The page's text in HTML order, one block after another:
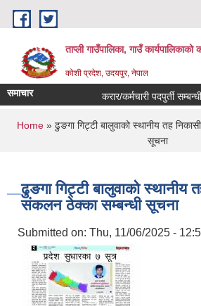
Skip to main content
ताप्ली गाउँपालिका, गाउँ कार्यपालिकाको
कोशी प्रदेश, उदयपुर, नेपाल
समाचार करार/कर्मचारी पदपुर्ती
You are here
Home» ढुङगा गिट्टी बालुवाको स्थानीय तह
सूचना
ढुङगा गिट्टी बालुवाको स्थानीय
संकलन ठेक्का सम्बन्धी सूचना
Submitted on: Thu, 11/06/2025 -